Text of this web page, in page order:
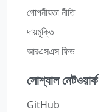
গোপনীয়তা নীতি
দায়মুক্তি
আরএসএস ফিড
সোশ্যাল নেটওয়ার্ক
GitHub